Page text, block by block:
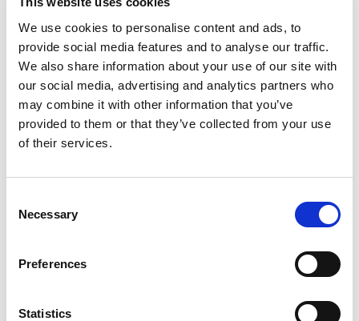
We use cookies to personalise content and ads, to
provide social media features and to analyse our traffic.
We also share information about your use of our site with
our social media, advertising and analytics partners who
may combine it with other information that you’ve
provided to them or that they’ve collected from your use
of their services.
Selection
Necessary
Preferences
Statistics